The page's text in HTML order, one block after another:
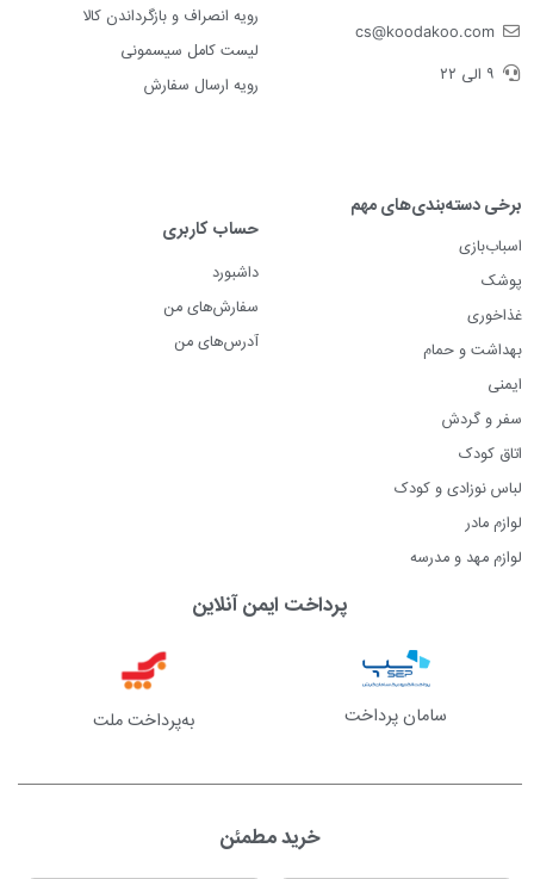
cs@koodakoo.com
۹ الی ۲۲
رویه انصراف و بازگرداندن کالا
لیست کامل سیسمونی
رویه ارسال سفارش
برخی دسته‌بندی‌های مهم
اسباب‌بازی
پوشک
غذاخوری
بهداشت و حمام
ایمنی
سفر و گردش
اتاق کودک
لباس نوزادی و کودک
لوازم مادر
لوازم مهد و مدرسه
حساب کاربری
داشبورد
سفارش‌های من
آدرس‌های من
پرداخت ایمن آنلاین
سامان پرداخت به‌پرداخت ملت
خرید مطمئن